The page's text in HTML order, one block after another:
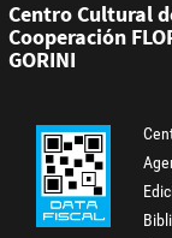
Centro Cultural
Cooperación
GORINI